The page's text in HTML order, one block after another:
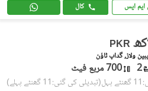
ایس کال
PKR
ولاز, گداپ ٹاؤن
2 700 مربع فیٹ
(تبدیلی کی گئی:11 گھنٹے پہلے)